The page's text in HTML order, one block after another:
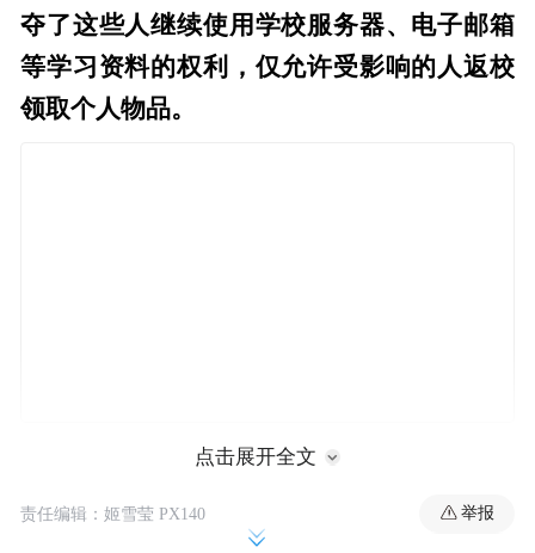
夺了这些人继续使用学校服务器、电子邮箱
等学习资料的权利，仅允许受影响的人返校
领取个人物品。
这封邮件截图还显示，该校也将此事告知了
美国政府的相关签证部门，表示这些中国公
派访问学生学者的学习项目已在8月26日当天
点击展开全文
责任编辑：姬雪莹 PX140 举报